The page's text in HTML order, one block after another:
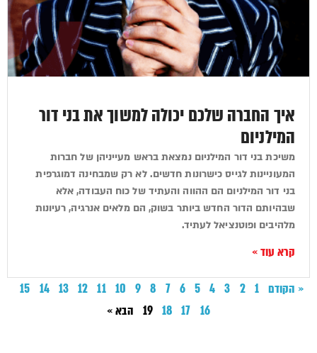
איך החברה שלכם יכולה למשוך את בני דור
המילניום
משיכת בני דור המילניום נמצאת בראש מעייניהן של חברות
המעוניינות לגייס כישרונות חדשים. לא רק שמבחינה דמוגרפית
בני דור המילניום הם ההווה והעתיד של כוח העבודה, אלא
שבהיותם הדור החדש ביותר בשוק, הם מלאים אנרגיה, רעיונות
מלהיבים ופוטנציאל לעתיד.
קרא עוד »
« הקודם 1
2
3
4
5
6
7
8
9
10
11
12
13
14
15
16
17
18
19 הבא »